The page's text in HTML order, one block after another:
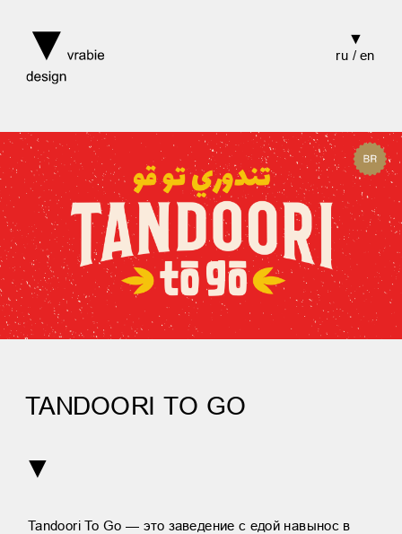
ru / en
▼
Tandoori To Go — это заведение с едой навынос в
TANDOORI TO GO
▼